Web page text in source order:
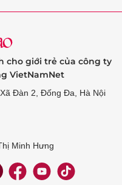
cho giới trẻ của công ty
VietNamNet
Đàn 2, Đống Đa, Hà Nội
Minh Hưng